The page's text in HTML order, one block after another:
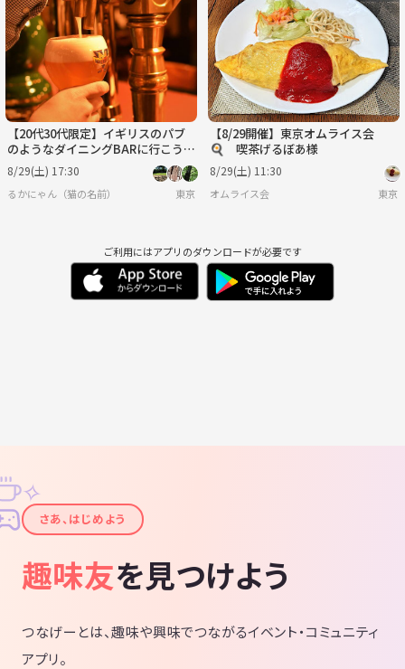
【20代30代限定】イギリスのパブ
のようなダイニングBARに行こう！
おすすめはビター＆ツイステッド
（イギリス）🐽🐽
8/29(土) 17:30
るかにゃん（猫の名前） 東京
【8/29開催】東京オムライス会
🍳 喫茶げるぼあ様
8/29(土) 11:30
オムライス会 東京
ご利用にはアプリのダウンロードが必要です
✦
✧
さあ、はじめよう
趣味友を見つけよう
つなげーとは、趣味や興味でつながるイベント・コミュニティ
アプリ。